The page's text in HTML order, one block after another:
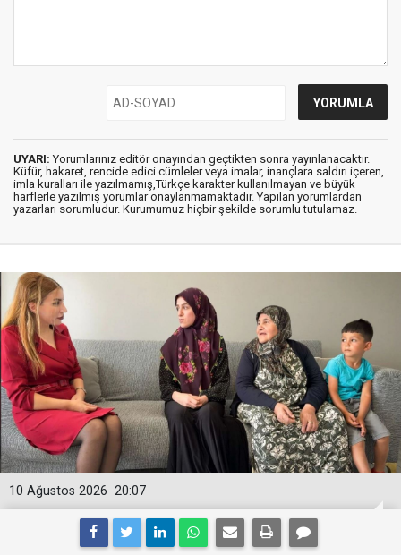
UYARI: Yorumlarınız editör onayından geçtikten sonra yayınlanacaktır.
Küfür, hakaret, rencide edici cümleler veya imalar, inançlara saldırı içeren,
imla kuralları ile yazılmamış,Türkçe karakter kullanılmayan ve büyük
harflerle yazılmış yorumlar onaylanmamaktadır. Yapılan yorumlardan
yazarları sorumludur. Kurumumuz hiçbir şekilde sorumlu tutulamaz.
20:07
10 Ağustos 2026